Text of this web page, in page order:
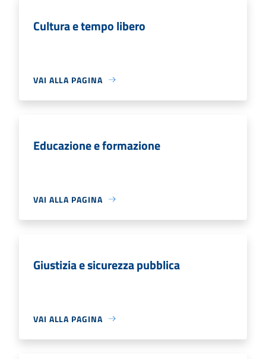
Cultura e tempo libero
VAI ALLA PAGINA
Educazione e formazione
VAI ALLA PAGINA
Giustizia e sicurezza pubblica
VAI ALLA PAGINA